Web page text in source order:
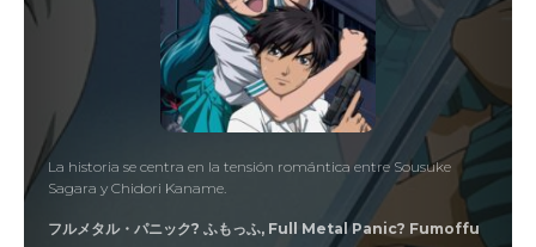
La historia se centra en la tensión romántica entre Sousuke
Sagara y Chidori Kaname.
フルメタル・パニック? ふもっふ, Full Metal Panic? Fumoffu